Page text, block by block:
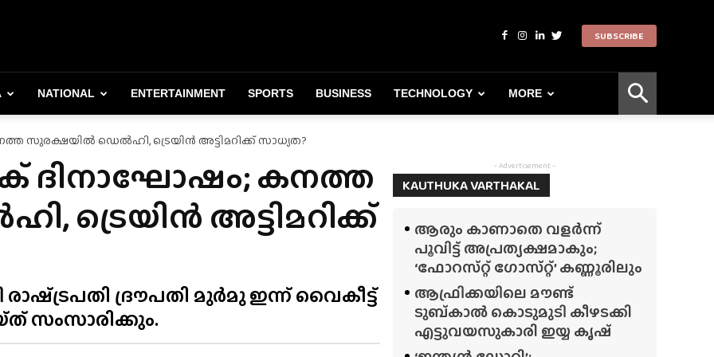
SUBSCRIBE
NATIONAL ENTERTAINMENT SPORTS BUSINESS TECHNOLOGY MORE
സുരക്ഷയിൽ ഡെൽഹി, ട്രെയിൻ അട്ടിമറിക്ക് സാധ്യത?
ദിനാഘോഷം; കനത്ത
അട്ടിമറിക്ക്
ദ്രൗപതി മുർമു ഇന്ന് വൈകീട്ട്
സംസാരിക്കും.
- Advertisement -
KAUTHUKA VARTHAKAL
ആരും കാണാതെ വളർന്ന്
പൂവിട്ട് അപ്രത്യക്ഷമാകും;
‘ഫോറസ്‌റ്റ്‌ ഗോസ്‌റ്റ്’ കണ്ണൂരിലും
ആഫ്രിക്കയിലെ മൗണ്ട്
ടുബ്‌കാൽ കൊടുമുടി കീഴടക്കി
എട്ടുവയസുകാരി ഇയ്യ കൃഷ്